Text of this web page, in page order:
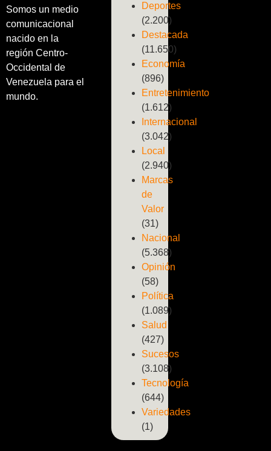
Somos un medio
comunicacional
nacido en la
región Centro-
Occidental de
Venezuela para el
mundo.
Deportes
(2.200)
Destacada
(11.650)
Economía
(896)
Entretenimiento
(1.612)
Internacional
(3.042)
Local
(2.940)
Marcas
de
Valor
(31)
Nacional
(5.368)
Opinión
(58)
Política
(1.089)
Salud
(427)
Sucesos
(3.108)
Tecnología
(644)
Variedades
(1)